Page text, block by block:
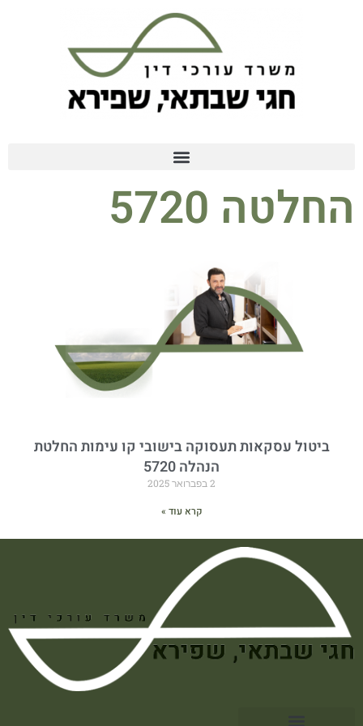
החלטה 5720
ביטול עסקאות תעסוקה בישובי קו עימות החלטת
הנהלה 5720
2 בפברואר 2025
קרא עוד »